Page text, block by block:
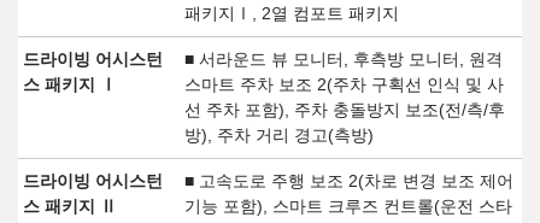
패키지Ⅰ, 2열 컴포트 패키지
드라이빙 어시스턴
스 패키지 Ⅰ
■ 서라운드 뷰 모니터, 후측방 모니터, 원격
스마트 주차 보조 2(주차 구획선 인식 및 사
선 주차 포함), 주차 충돌방지 보조(전/측/후
방), 주차 거리 경고(측방)
드라이빙 어시스턴
스 패키지 Ⅱ
■ 고속도로 주행 보조 2(차로 변경 보조 제어
기능 포함), 스마트 크루즈 컨트롤(운전 스타